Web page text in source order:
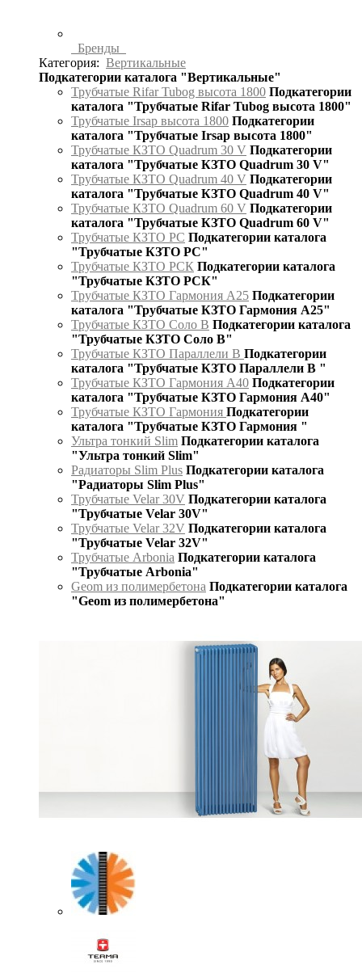
Бренды
Категория: Вертикальные
Подкатегории каталога "Вертикальные"
Трубчатые Rifar Tubog высота 1800 Подкатегории
каталога "Трубчатые Rifar Tubog высота 1800"
Трубчатые Irsap высота 1800 Подкатегории
каталога "Трубчатые Irsap высота 1800"
Трубчатые КЗТО Quadrum 30 V Подкатегории
каталога "Трубчатые КЗТО Quadrum 30 V"
Трубчатые КЗТО Quadrum 40 V Подкатегории
каталога "Трубчатые КЗТО Quadrum 40 V"
Трубчатые КЗТО Quadrum 60 V Подкатегории
каталога "Трубчатые КЗТО Quadrum 60 V"
Трубчатые КЗТО РС Подкатегории каталога
"Трубчатые КЗТО РС"
Трубчатые КЗТО РСК Подкатегории каталога
"Трубчатые КЗТО РСК"
Трубчатые КЗТО Гармония А25 Подкатегории
каталога "Трубчатые КЗТО Гармония А25"
Трубчатые КЗТО Соло В Подкатегории каталога
"Трубчатые КЗТО Соло В"
Трубчатые КЗТО Параллели В Подкатегории
каталога "Трубчатые КЗТО Параллели В "
Трубчатые КЗТО Гармония А40 Подкатегории
каталога "Трубчатые КЗТО Гармония А40"
Трубчатые КЗТО Гармония Подкатегории
каталога "Трубчатые КЗТО Гармония "
Ультра тонкий Slim Подкатегории каталога
"Ультра тонкий Slim"
Радиаторы Slim Plus Подкатегории каталога
"Радиаторы Slim Plus"
Трубчатые Velar 30V Подкатегории каталога
"Трубчатые Velar 30V"
Трубчатые Velar 32V Подкатегории каталога
"Трубчатые Velar 32V"
Трубчатые Arbonia Подкатегории каталога
"Трубчатые Arbonia"
Geom из полимербетона Подкатегории каталога
"Geom из полимербетона"